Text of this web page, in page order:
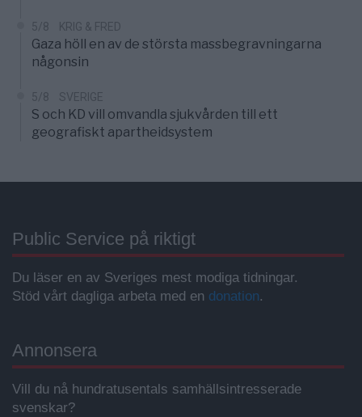
5/8 KRIG & FRED
Gaza höll en av de största massbegravningarna
någonsin
5/8 SVERIGE
S och KD vill omvandla sjukvården till ett
geografiskt apartheidsystem
Public Service på riktigt
Du läser en av Sveriges mest modiga tidningar.
Stöd vårt dagliga arbeta med en donation.
Annonsera
Vill du nå hundratusentals samhällsintresserade
svenskar?